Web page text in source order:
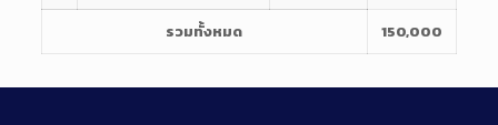
รวมทั้งหมด 150,000